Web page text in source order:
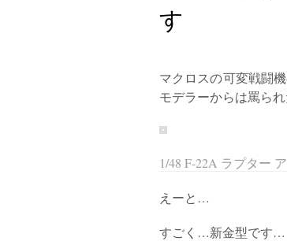
す
マクロスの可変戦闘
モデラーからは罵ら
1/48 F-22A ラプター
えーと…
すごく…新金型です…